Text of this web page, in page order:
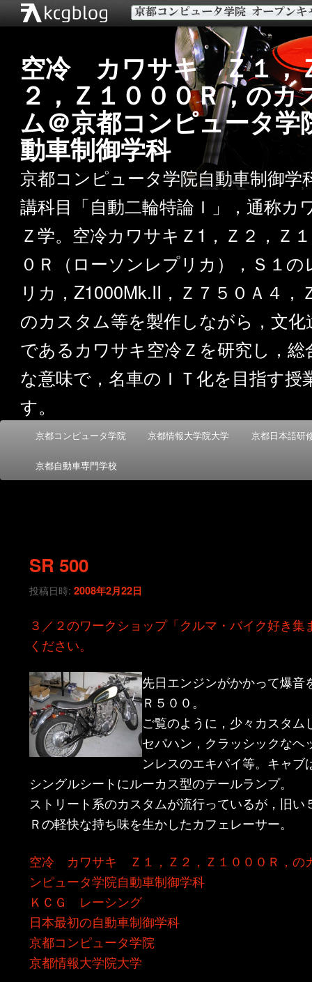
空冷 カワサキ Ｚ１，
２，Ｚ１０００Ｒ，のカ
ム＠京都コンピュータ学
動車制御学科
京都コンピュータ学院自動車制御学
講科目「自動二輪特論Ｉ」，通称カ
Ｚ学。空冷カワサキＺ1，Ｚ２，Ｚ
０Ｒ（ローソンレプリカ），Ｓ１の
リカ，Z1000Mk.II，Ｚ７５０Ａ４，
のカスタム等を製作しながら，文化
であるカワサキ空冷Ｚを研究し，総
な意味で，名車のＩＴ化を目指す授
す。
メ
メ
イ
ン
ン
ツ
へ
移
動
サ
ブ
テ
ツ
へ
移
動
京都コンピュータ学院 京都情報大学院大学 京都日本語研
京都自動車専門学校
SR 500
投稿日時:2008年2月22日
３／２のワークショップ「クルマ・バイク好き集
ください。
先日エンジンがかかって爆音
Ｒ５００。
ご覧のように，少々カスタム
セパハン，クラッシックなヘ
ンレスのエキパイ等。キャブ
シングルシートにルーカス型のテールランプ。
ストリート系のカスタムが流行っているが，旧い
Ｒの軽快な持ち味を生かしたカフェレーサー。
空冷 カワサキ Ｚ１，Ｚ２，Ｚ１０００Ｒ，の
ンピュータ学院自動車制御学科
ＫＣＧ レーシング
日本最初の自動車制御学科
京都コンピュータ学院
京都情報大学院大学